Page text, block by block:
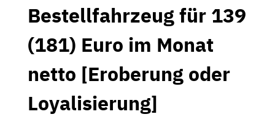
Bestellfahrzeug für 139
(181) Euro im Monat
netto [Eroberung oder
Loyalisierung]